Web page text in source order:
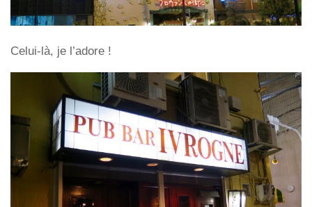
Celui-là, je l’adore !